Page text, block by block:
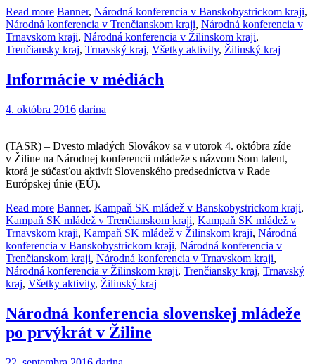
Read more Banner, Národná konferencia v Banskobystrickom kraji,
Národná konferencia v Trenčianskom kraji, Národná konferencia v
Trnavskom kraji, Národná konferencia v Žilinskom kraji,
Trenčiansky kraj, Trnavský kraj, Všetky aktivity, Žilinský kraj
Informácie v médiách
4. októbra 2016 darina
(TASR) – Dvesto mladých Slovákov sa v utorok 4. októbra zíde
v Žiline na Národnej konferencii mládeže s názvom Som talent,
ktorá je súčasťou aktivít Slovenského predsedníctva v Rade
Európskej únie (EÚ).
Read more Banner, Kampaň SK mládež v Banskobystrickom kraji,
Kampaň SK mládež v Trenčianskom kraji, Kampaň SK mládež v
Trnavskom kraji, Kampaň SK mládež v Žilinskom kraji, Národná
konferencia v Banskobystrickom kraji, Národná konferencia v
Trenčianskom kraji, Národná konferencia v Trnavskom kraji,
Národná konferencia v Žilinskom kraji, Trenčiansky kraj, Trnavský
kraj, Všetky aktivity, Žilinský kraj
Národná konferencia slovenskej mládeže
po prvýkrát v Žiline